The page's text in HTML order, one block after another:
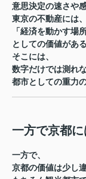
意思決定の速さや
東京の不動産には、
「経済を動かす場所
としての価値があ
そこには、
数字だけでは測れな
都市としての重力
一方で京都
一方で、
京都の価値は少し